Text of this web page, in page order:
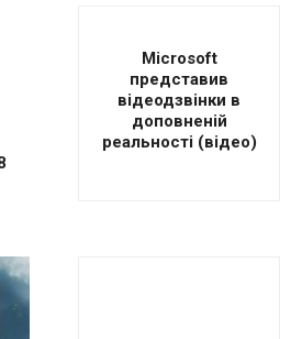
Microsoft
представив
відеодзвінки в
доповненій
реальності (відео)